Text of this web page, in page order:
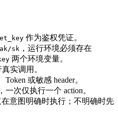
作为鉴权凭证。
ak/sk ，运行环境必须存在
两个环境变量。
实调用。
或敏感 header。
次仅执行一个 action。
意图明确时执行；不明确时先